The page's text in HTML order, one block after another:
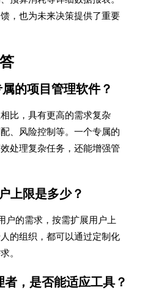
，也为未来决策提供了重要
的项目管理软件？
比，具有更高的需求复杂
、风险控制等。一个专属的
处理复杂任务，还能增强管
上限是多少？
户的需求，按需扩展用户上
的组织，都可以通过定制化
。
，是否能适应工具？